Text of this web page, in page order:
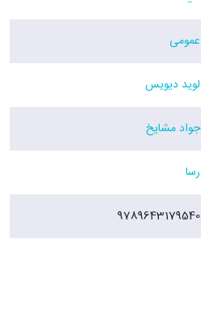
عمومی
لوید دیویس
جواد مشایخ
رسا
9789643179540